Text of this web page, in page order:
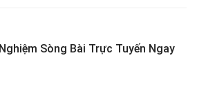
Sòng Bài Trực Tuyến Ngay